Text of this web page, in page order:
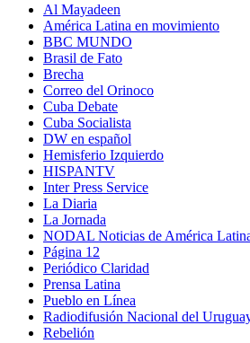
Al Mayadeen
América Latina en movimiento
BBC MUNDO
Brasil de Fato
Brecha
Correo del Orinoco
Cuba Debate
Cuba Socialista
DW en español
Hemisferio Izquierdo
HISPANTV
Inter Press Service
La Diaria
La Jornada
NODAL Noticias de América
Página 12
Periódico Claridad
Prensa Latina
Pueblo en Línea
Radiodifusión Nacional del
Rebelión